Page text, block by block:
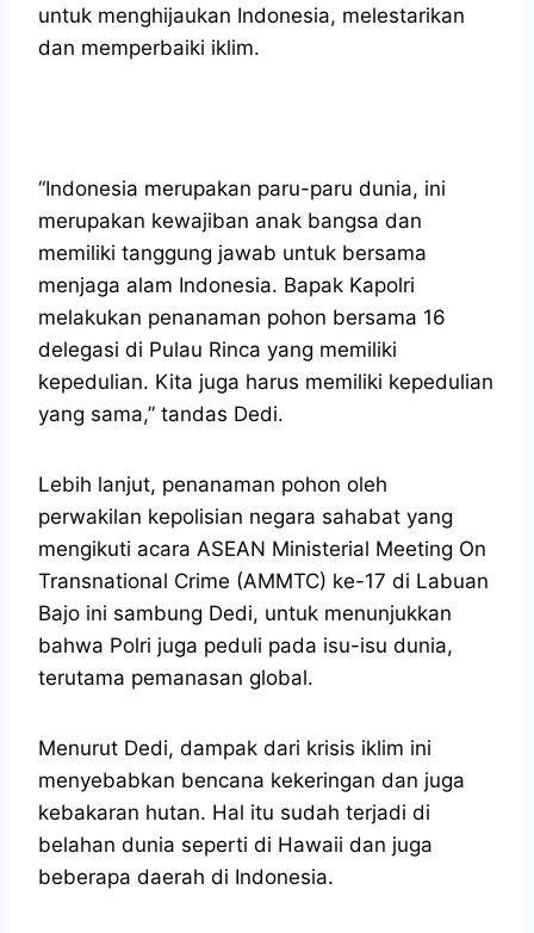
untuk menghijaukan Indonesia, melestarikan
dan memperbaiki iklim.
“Indonesia merupakan paru-paru dunia, ini
merupakan kewajiban anak bangsa dan
memiliki tanggung jawab untuk bersama
menjaga alam Indonesia. Bapak Kapolri
melakukan penanaman pohon bersama 16
delegasi di Pulau Rinca yang memiliki
kepedulian. Kita juga harus memiliki kepedulian
yang sama,” tandas Dedi.
Lebih lanjut, penanaman pohon oleh
perwakilan kepolisian negara sahabat yang
mengikuti acara ASEAN Ministerial Meeting On
Transnational Crime (AMMTC) ke-17 di Labuan
Bajo ini sambung Dedi, untuk menunjukkan
bahwa Polri juga peduli pada isu-isu dunia,
terutama pemanasan global.
Menurut Dedi, dampak dari krisis iklim ini
menyebabkan bencana kekeringan dan juga
kebakaran hutan. Hal itu sudah terjadi di
belahan dunia seperti di Hawaii dan juga
beberapa daerah di Indonesia.